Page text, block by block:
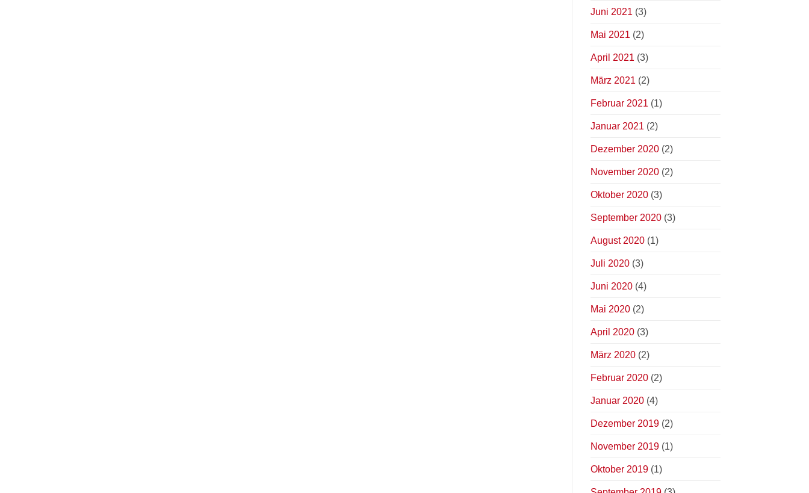
Juni 2021 (3)
Mai 2021 (2)
April 2021 (3)
März 2021 (2)
Februar 2021 (1)
Januar 2021 (2)
Dezember 2020(2)
November 2020(2)
Oktober 2020(3)
September 2020(3)
August 2020(1)
Juli 2020(3)
Juni 2020(4)
Mai 2020(2)
April 2020(3)
März 2020(2)
Februar 2020(2)
Januar 2020(4)
Dezember 2019(2)
November 2019(1)
Oktober 2019(1)